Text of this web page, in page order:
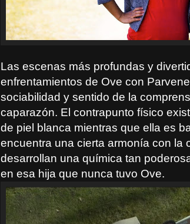
Las escenas más profundas y
enfrentamientos de Ove con
sociabilidad y sentido de la
caparazón. El contrapunto físico
de piel blanca mientras que ella es
encuentra una cierta armonía con la
desarrollan una química tan
en esa hija que nunca tuvo Ove.